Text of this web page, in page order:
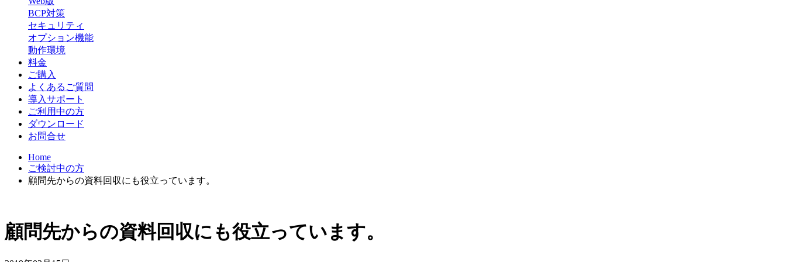
BCP対策
セキュリティ
オプション機能
動作環境
料金
ご購入
よくあるご質問
導入サポート
ご利用中の方
ダウンロード
お問合せ
Home
ご検討中の方
顧問先からの資料回収にも役立っています。
顧問先からの資料回収にも役立っています。